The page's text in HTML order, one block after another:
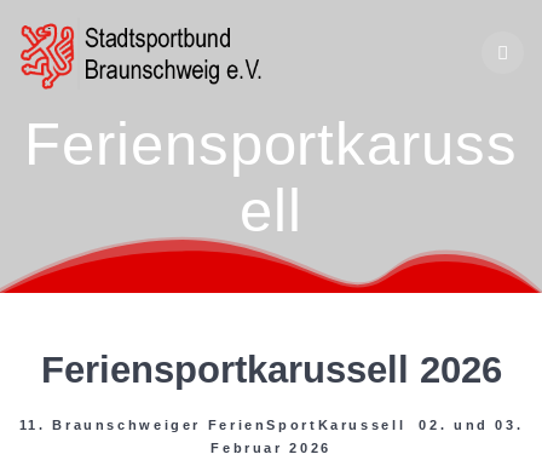
Feriensportkaruss
ell
Feriensportkarussell 2026
11. Braunschweiger FerienSportKarussell 02. und 03.
Februar 2026